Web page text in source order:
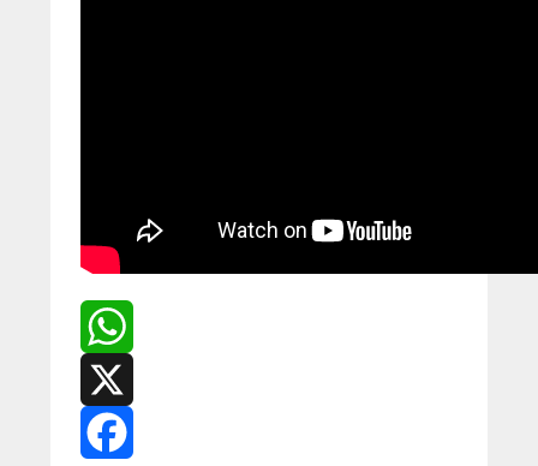
WhatsApp
X